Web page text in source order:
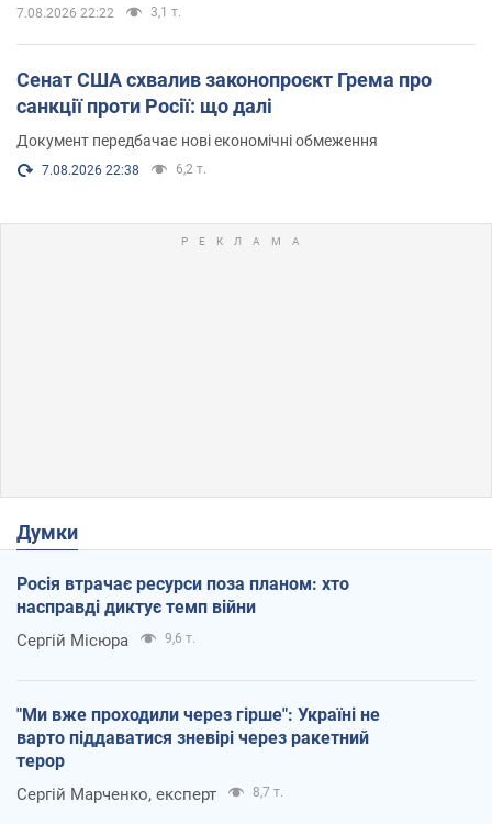
7.08.2026 22:22 3,1 т.
Сенат США схвалив законопроєкт Грема про
санкції проти Росії: що далі
Документ передбачає нові економічні обмеження
7.08.2026 22:38 6,2 т.
Думки
Росія втрачає ресурси поза планом: хто
насправді диктує темп війни
Сергій Місюра 9,6 т.
"Ми вже проходили через гірше": Україні не
варто піддаватися зневірі через ракетний
терор
Сергій Марченко, експерт 8,7 т.